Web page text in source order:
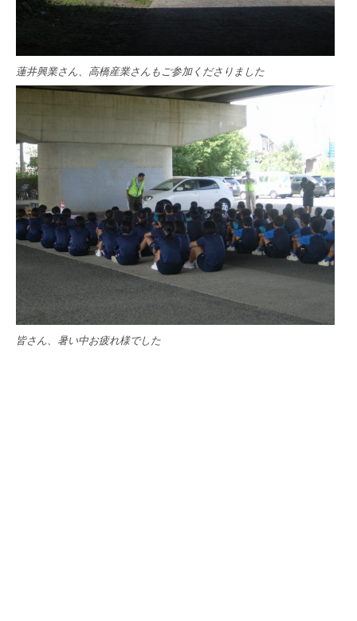
蓮井興業さん、高橋産業さんもご参加くださりました
皆さん、暑い中お疲れ様でした